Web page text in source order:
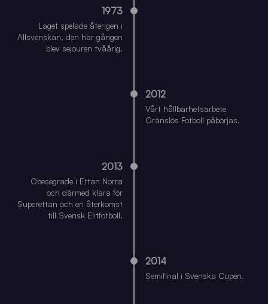
1973
Laget spelade återigen i
Allsvenskan, den här gången
blev sejouren tvåårig.
2012
Vårt hållbarhetsarbete
Gränslös Fotboll påbörjas.
2013
Obesegrade i Ettan Norra
och därmed klara för
Superettan och en återkomst
till Svensk Elitfotboll.
2014
Semifinal i Svenska Cupen.